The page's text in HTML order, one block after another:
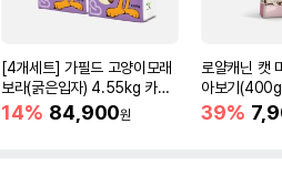
[4개세트] 가필드 고양이모래
보라(굵은입자) 4.55kg 카사
바모래
14% 84,900원
로얄캐닌 캣
아보기
39%